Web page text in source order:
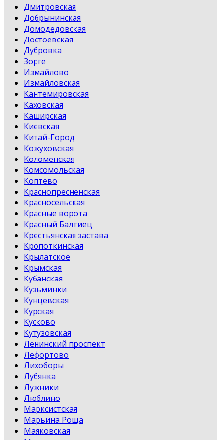
Дмитровская
Добрынинская
Домодедовская
Достоевская
Дубровка
Зорге
Измайлово
Измайловская
Кантемировская
Каховская
Каширская
Киевская
Китай-Город
Кожуховская
Коломенская
Комсомольская
Коптево
Краснопресненская
Красносельская
Красные ворота
Красный Балтиец
Крестьянская застава
Кропоткинская
Крылатское
Крымская
Кубанская
Кузьминки
Кунцевская
Курская
Кусково
Кутузовская
Ленинский проспект
Лефортово
Лихоборы
Лубянка
Лужники
Люблино
Марксистская
Марьина Роща
Маяковская